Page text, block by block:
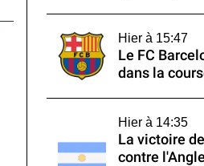
Hier à 15:47
Le FC
dans la
Hier à 14:35
La victoire
contre